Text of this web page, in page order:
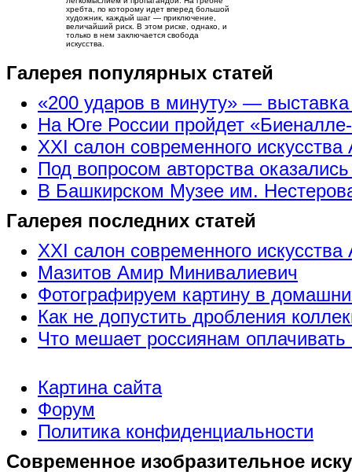
хребта, по которому идет вперед большой
художник, каждый шаг — приключение,
величайший риск. В этом риске, однако, и
только в нем заключается свобода
искусства.
Галерея популярных статей
«200 ударов в минуту» —
На Юге России пройдет
XXI салон современного искусства
Под вопросом авторства
В Башкирском Музее им.
Галерея последних статей
XXI салон современного искусства
Мазитов Амир Минивалиевич
Фотографируем картину в
Как не допустить дробления
Что мешает россиянам
Картина сайта
Форум
Политика конфиденциальности
Современное изобразительное